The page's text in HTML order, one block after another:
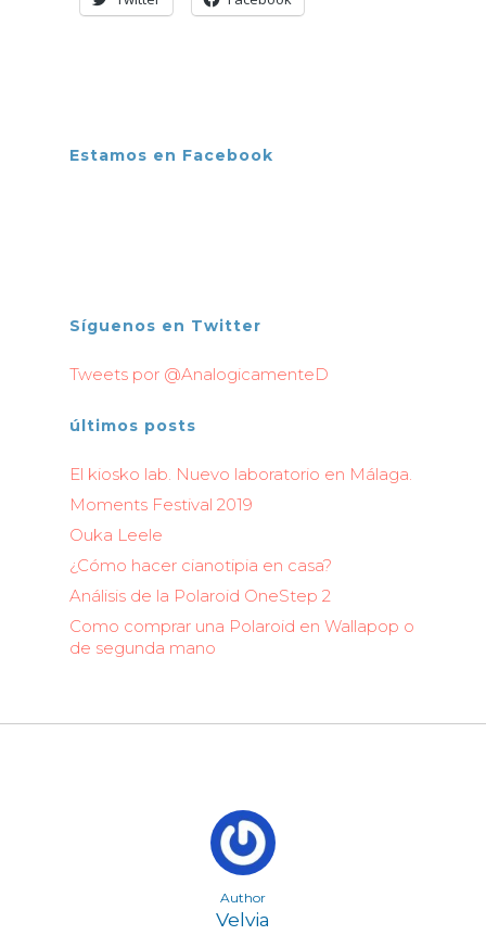
Estamos en Facebook
Síguenos en Twitter
Tweets por @AnalogicamenteD
últimos posts
El kiosko lab. Nuevo laboratorio en Málaga.
Moments Festival 2019
Ouka Leele
¿Cómo hacer cianotipia en casa?
Análisis de la Polaroid OneStep 2
Como comprar una Polaroid en Wallapop o
de segunda mano
Author
Velvia